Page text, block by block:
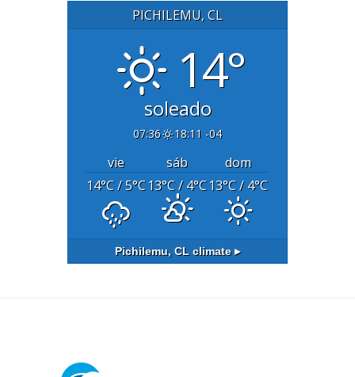
PICHILEMU, CL
14°
soleado
07:36 18:11 -04
vie sáb
dom
14°C/ 5°C13°C/ 4°C13°C/ 4°C
Pichilemu, CL climate ▸